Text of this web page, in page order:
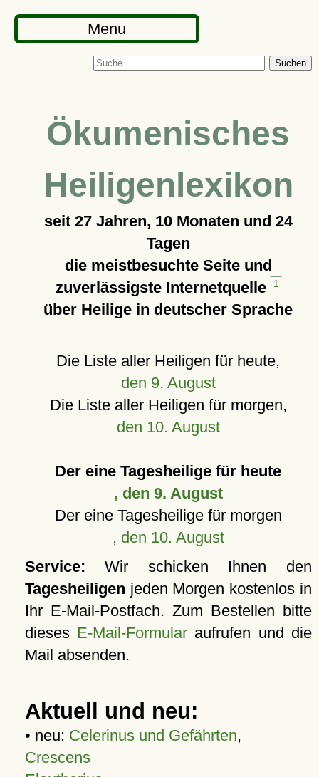
Menu
Suchen
Ökumenisches
Heiligenlexikon
seit 27 Jahren, 10 Monaten und 24
Tagen
die meistbesuchte Seite und
zuverlässigste Internetquelle
1
über Heilige in deutscher Sprache
Die Liste aller Heiligen für heute,
den 9. August
Die Liste aller Heiligen für morgen,
den 10. August
Der eine Tagesheilige für heute
, den 9. August
Der eine Tagesheilige für morgen
, den 10. August
Service: Wir schicken Ihnen den
Tagesheiligen jeden Morgen kostenlos in
Ihr E-Mail-Postfach. Zum Bestellen bitte
dieses E-Mail-Formular aufrufen und die
Mail absenden.
Aktuell und neu:
• neu: Celerinus und Gefährten,
Crescens